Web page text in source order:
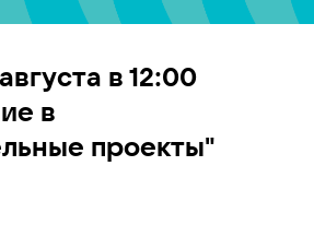
в 12:00
в
проекты"